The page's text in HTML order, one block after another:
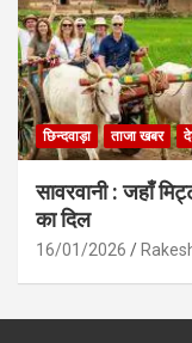
छिन्दवाड़ा ताजा खबर
सावरवानी : जहाँ
का दिल
16/01/2026